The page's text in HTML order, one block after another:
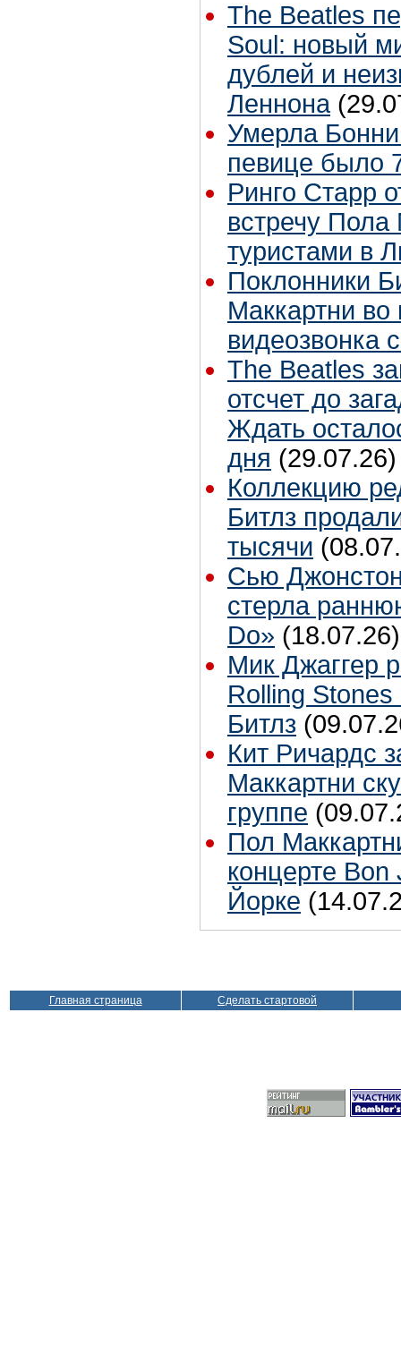
The Beatles
Soul: новый
дублей и
Леннона
Умерла
певице было
Ринго Старр
встречу Пола
туристами в
Поклонники
Маккартни во
видеозвонка
The Beatles
отсчет до
Ждать
дня (29.07.26)
Коллекцию
Битлз
тысячи
Сью
стерла
Do» (18.07.26)
Мик Джаггер
Rolling Stones
Битлз
Кит Ричардс
Маккартни
группе
Пол
концерте
Йорке
Главная страница Сделать стартовой